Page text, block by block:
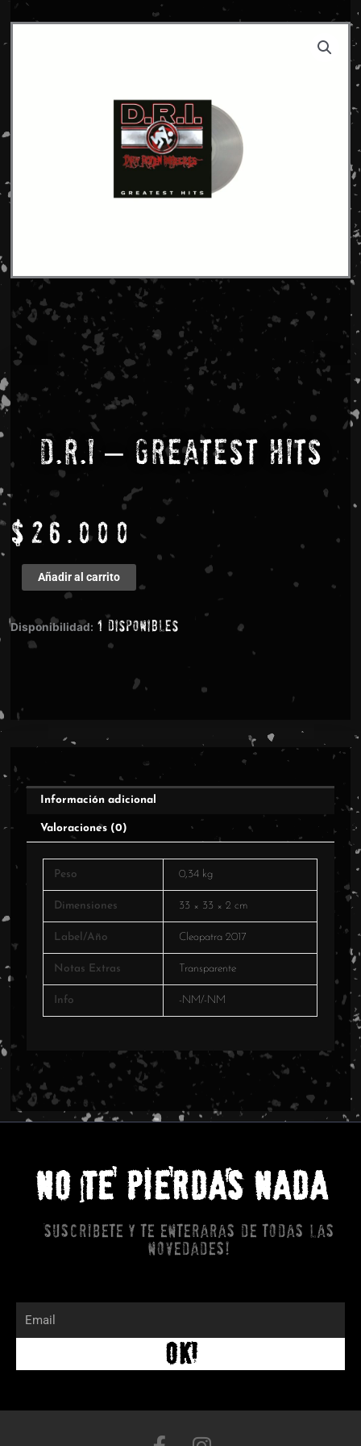
D.R.I – Greatest Hits
$ 26.000
Hits
cantidad
Añadir al carrito
Disponibilidad: 1 disponibles
Información adicional
Valoraciones (0)
Peso 0,34 kg
Dimensiones 33 × 33 × 2 cm
Label/Año Cleopatra 2017
Notas Extras Transparente
Info -NM/-NM
NO TE PIERDAS NADA
Suscribete y te enteraras de todas las
novedades!
OK!